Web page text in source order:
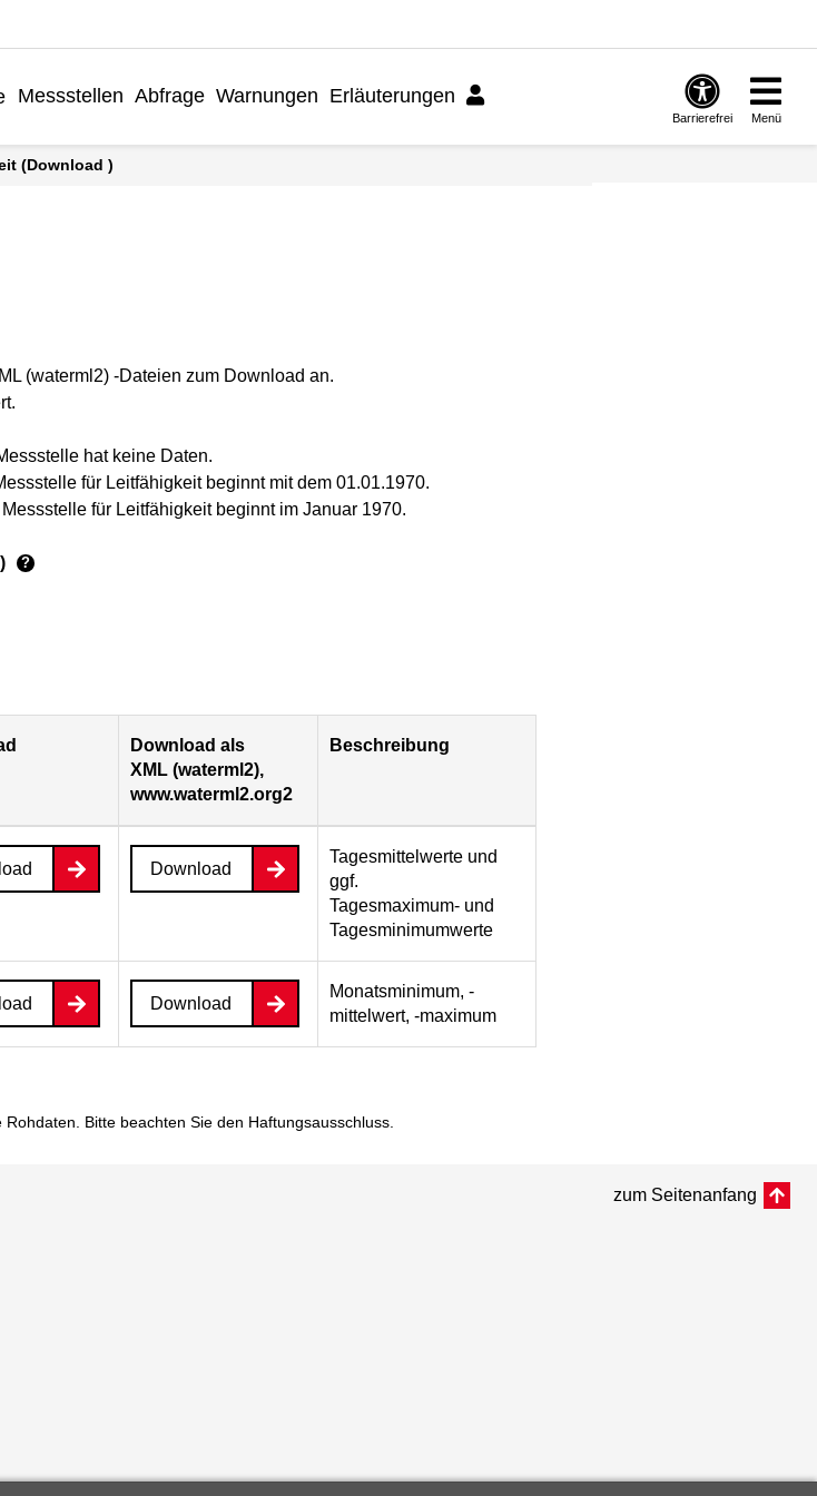
Messstellen Abfrage Warnungen Erläuterungen
Barrierefrei Menü
(Download )
(waterml2) -Dateien zum Download an.
hat keine Daten.
für Leitfähigkeit beginnt mit dem 01.01.1970.
für Leitfähigkeit beginnt im Januar 1970.
?
Download als
XML (waterml2),
www.waterml2.org2
Beschreibung
Download
Tagesmittelwerte und
ggf.
Tagesmaximum- und
Tagesminimumwerte
Download
Monatsminimum, -
mittelwert, -maximum
Bitte beachten Sie den Haftungsausschluss.
zum Seitenanfang